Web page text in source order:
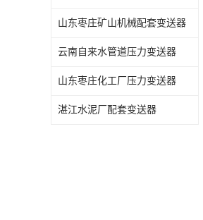
山东枣庄矿山机械配套变送器
云南自来水管道压力变送器
山东枣庄化工厂压力变送器
湛江水泥厂配套变送器